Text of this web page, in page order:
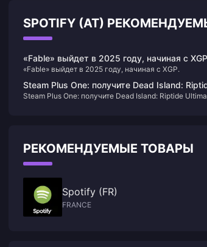
SPOTIFY (AT)
«Fable» выйдет в 2025 году, начиная с
«Fable» выйдет в 2025 году, начиная с XGP.
Steam Plus One: получите Dead Island:
бесплатно
Steam Plus One: получите Dead Island: Riptide
РЕКОМЕНДУЕМЫЕ ТОВАРЫ
Spotify (FR)
FRANCE